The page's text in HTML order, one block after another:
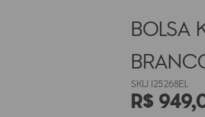
BOLSA
I25268EL
R$949,